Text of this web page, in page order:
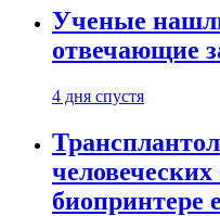
Ученые
отвечающие
4 дня спустя
биопринтере